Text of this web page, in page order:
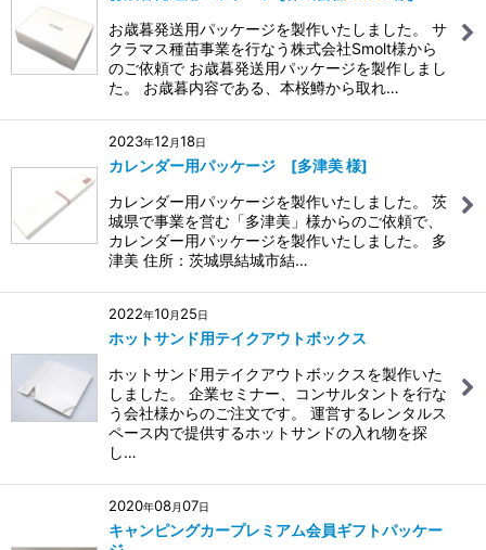
お歳暮発送用パッケージを製作いたしました。 サ
クラマス種苗事業を行なう株式会社Smolt様から
のご依頼で お歳暮発送用パッケージを製作しまし
た。 お歳暮内容である、本桜鱒から取れ…
2023年12 月18日
カレンダー用パッケージ [多津美 様]
カレンダー用パッケージを製作いたしました。 茨
城県で事業を営む「多津美」様からのご依頼で、
カレンダー用パッケージを製作いたしました。 多
津美 住所：茨城県結城市結…
2022年10月 25日
ホットサンド用テイクアウトボックス
ホットサンド用テイクアウトボックスを製作いた
しました。 企業セミナー、コンサルタントを行な
う会社様からのご注文です。 運営するレンタルス
ペース内で提供するホットサンドの入れ物を探
し…
2020年08月07日
キャンピングカープレミアム会員ギフトパッケー